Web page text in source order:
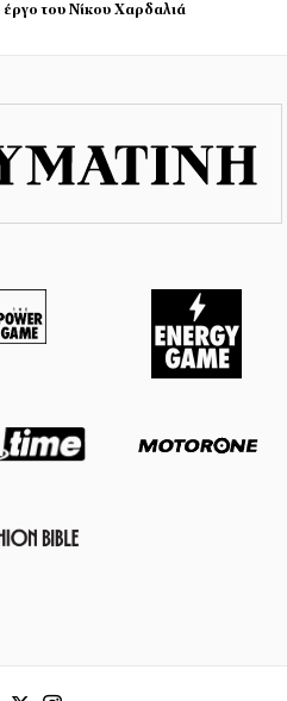
του Νίκου Χαρδαλιά